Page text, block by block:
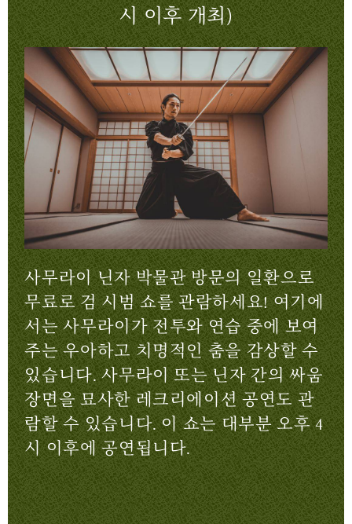
시 이후 개최)
사무라이 닌자 박물관 방문의 일환으로
무료로 검 시범 쇼를 관람하세요! 여기에
서는 사무라이가 전투와 연습 중에 보여
주는 우아하고 치명적인 춤을 감상할 수
있습니다. 사무라이 또는 닌자 간의 싸움
장면을 묘사한 레크리에이션 공연도 관
람할 수 있습니다. 이 쇼는 대부분 오후 4
시 이후에 공연됩니다.